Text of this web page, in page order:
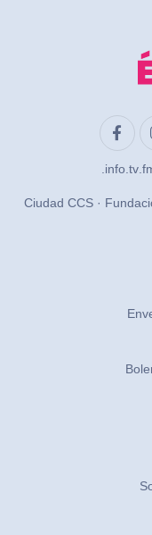
.info .tv
Ciudad CCS ·